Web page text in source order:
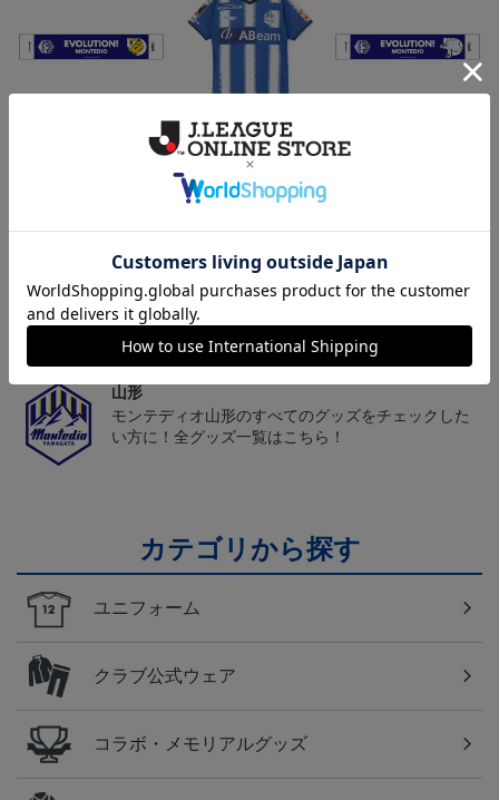
モンテディオ山形 ピカ
26/27オーセンティックユ
ニフォーム半袖（FP1st）
18,700円～23,760円
モンテディオ山形 ツン
ベアー タオルマフラー
山形
チームマスコット「ディーオ」グッズは、サポータ
ーやファン必見！
山形
モンテディオ山形のすべてのグッズをチェックした
い方に！全グッズ一覧はこちら！
カテゴリから探す
ユニフォーム
クラブ公式ウェア
コラボ・メモリアルグッズ